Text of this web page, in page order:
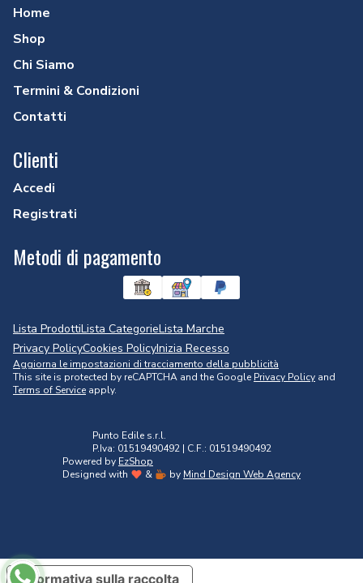
Home
Shop
Chi Siamo
Termini & Condizioni
Contatti
Clienti
Accedi
Registrati
Metodi di pagamento
Lista ProdottiLista CategorieLista Marche
Privacy PolicyCookies PolicyInizia Recesso
Aggiorna le impostazioni di tracciamento della pubblicità
This site is protected by reCAPTCHA and the Google Privacy Policy and
Terms of Service apply.
Punto Edile s.r.l.
P.Iva: 01519490492 | C.F.: 01519490492
Powered by EzShop
Designed with
& by Mind Design Web Agency
Informativa sulla raccolta